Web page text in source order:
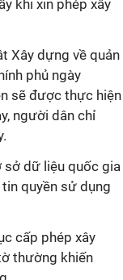
khi xin phép xây
Xây dựng về quản
phủ ngày
sẽ được thực hiện
người dân chỉ
dữ liệu quốc gia
quyền sử dụng
cấp phép xây
thường khiến